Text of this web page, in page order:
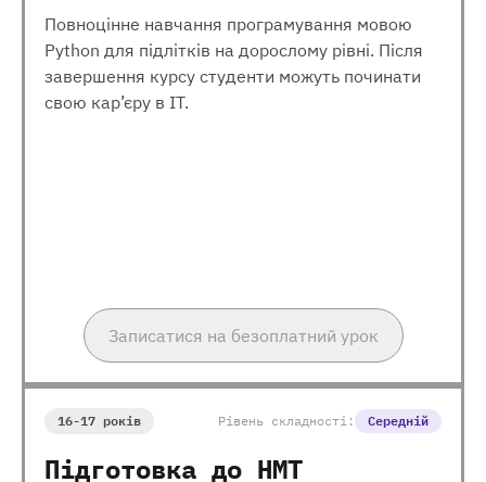
Повноцінне навчання програмування мовою
Python для підлітків на дорослому рівні. Після
завершення курсу студенти можуть починати
свою кар’єру в ІТ.
Записатися на безоплатний урок
16-17 років Рівень складності: Середній
Підготовка до НМТ